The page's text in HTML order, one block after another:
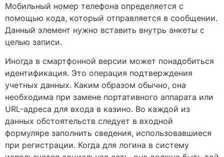
Мобильный номер телефона определяется с
помощью кода, который отправляется в сообщении.
Данный элемент нужно вставить внутрь анкеты с
целью записи.
Иногда в смартфонной версии может понадобиться
идентификация. Это операция подтверждения
учетных данных. Каким образом обычно, она
необходима при замене портативного аппарата или
URL-адреса для входа в казино. Во каждой из
данных обстоятельств следует в входной
формуляре заполнить сведения, использовавшиеся
при регистрации. Когда для логина в систему